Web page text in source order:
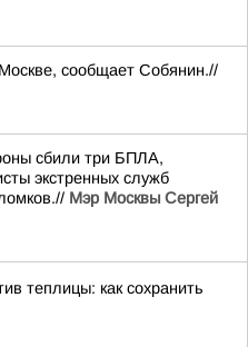
сообщает Собянин.//
сбили три БПЛА,
экстренных служб
Мэр Москвы Сергей
теплицы: как сохранить